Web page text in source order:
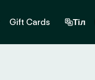
Gift Cards Тіл